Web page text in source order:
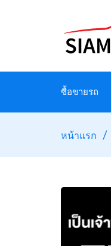
ซื้อขายรถ
หน้าแรก